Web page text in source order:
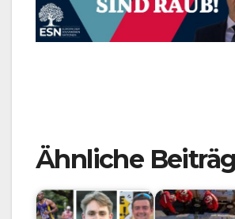
Ähnliche